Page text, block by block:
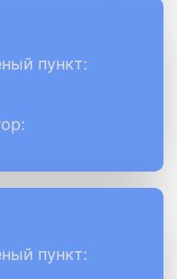
пункт:
пункт: